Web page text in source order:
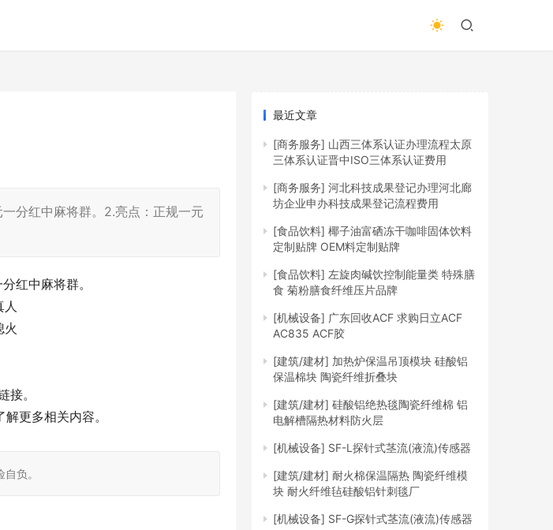
分红中麻将群。2.亮点：正规一元
红中麻将群。
人
火
接。
更多相关内容。
负。
最近文章
[商务服务] 山西三体系认证办理流程太原
三体系认证晋中ISO三体系认证费用
[商务服务] 河北科技成果登记办理河北廊
坊企业申办科技成果登记流程费用
[食品饮料] 椰子油富硒冻干咖啡固体饮料
定制贴牌 OEM料定制贴牌
[食品饮料] 左旋肉碱饮控制能量类 特殊膳
食 菊粉膳食纤维压片品牌
[机械设备] 广东回收ACF 求购日立ACF
AC835 ACF胶
[建筑/建材] 加热炉保温吊顶模块 硅酸铝
保温棉块 陶瓷纤维折叠块
[建筑/建材] 硅酸铝绝热毯陶瓷纤维棉 铝
电解槽隔热材料防火层
[机械设备] SF-L探针式茎流(液流)传感器
[建筑/建材] 耐火棉保温隔热 陶瓷纤维模
块 耐火纤维毡硅酸铝针刺毯厂
[机械设备] SF-G探针式茎流(液流)传感器